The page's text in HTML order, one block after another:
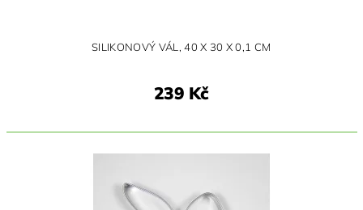
SILIKONOVÝ VÁL, 40 X 30 X 0,1 CM
239 Kč